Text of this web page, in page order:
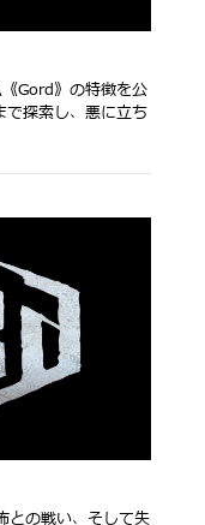
Gord》の特徴を公
で探索し、悪に立ち
との戦い、そして失